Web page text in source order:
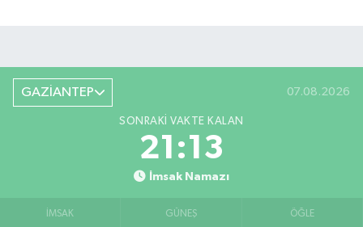
GAZİANTEP 07.08.2026
SONRAKI VAKTE KALAN
21:12
İmsak Namazı
İMSAK GÜNEŞ ÖĞLE